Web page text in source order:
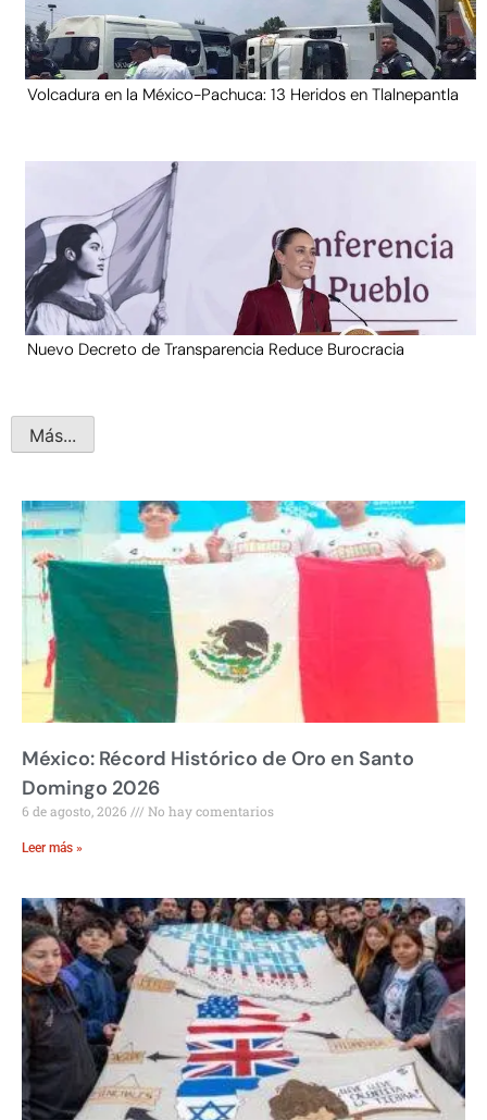
Volcadura en la México-Pachuca: 13 Heridos en Tlalnepantla
Nuevo Decreto de Transparencia Reduce Burocracia
Más...
México: Récord Histórico de Oro en Santo
Domingo 2026
6 de agosto, 2026 No hay comentarios
Leer más »